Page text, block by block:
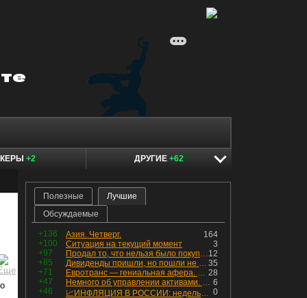
+2 ДРУГИЕ +62
Полезные
Лучшие
Обсуждаемые
+136 164
Азия. Четверг.
+100
3
Ситуация на текущий момент
+97
12
Продал то, что нельзя было покупать. Изменения в портфеле
+85
35
Дивиденды пришли, но пошли не туда
+71
28
Евротранс — гениальная афера. Собрал с инвесторов денег, выплатил дивидендов больше текущей капитализации и ушёл в дефолт
+47
6
Немного об управлении активами. Для заинтересованных
+46
0
📈ИНФЛЯЦИЯ В РОССИИ: недельная дефляция, но в годовом выражении рост 😢